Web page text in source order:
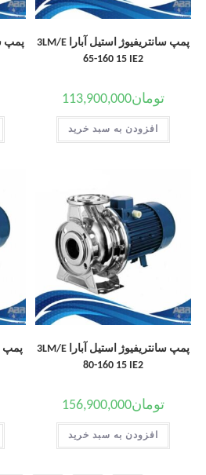
پمپ سانتریفیوژ استیل آبارا 3LM/E
65-160 15 IE2
تومان113,900,000
افزودن به سبد خرید
پمپ سانتریفیوژ استیل آبارا 3LM/E
80-160 15 IE2
تومان156,900,000
افزودن به سبد خرید